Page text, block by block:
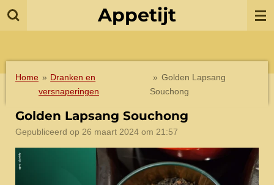
Ga
Appetijt
Home » Dranken en
versnaperingen
» Golden Lapsang
Souchong
Golden Lapsang Souchong
Gepubliceerd op 26 maart 2024 om 21:57